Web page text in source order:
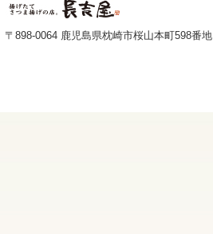
〒898-0064 鹿児島県枕崎市桜山本町598番地